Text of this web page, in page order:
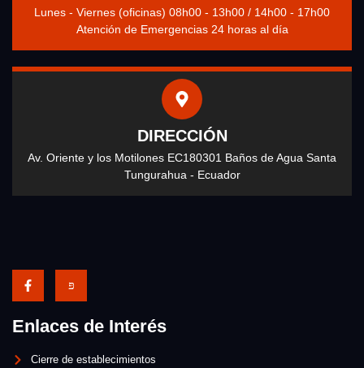
Lunes - Viernes (oficinas) 08h00 - 13h00 / 14h00 - 17h00
Atención de Emergencias 24 horas al día
DIRECCIÓN
Av. Oriente y los Motilones EC180301 Baños de Agua Santa
Tungurahua - Ecuador
Enlaces de Interés
Cierre de establecimientos